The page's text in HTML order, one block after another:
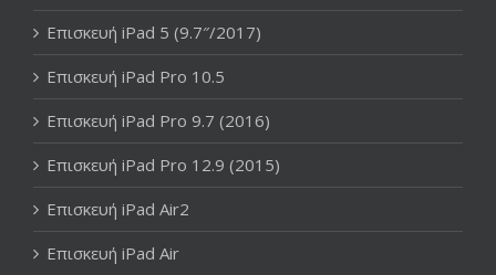
Επισκευή iPad 5 (9.7″/2017)
Επισκευή iPad Pro 10.5
Επισκευή iPad Pro 9.7 (2016)
Επισκευή iPad Pro 12.9 (2015)
Επισκευή iPad Air2
Επισκευή iPad Air